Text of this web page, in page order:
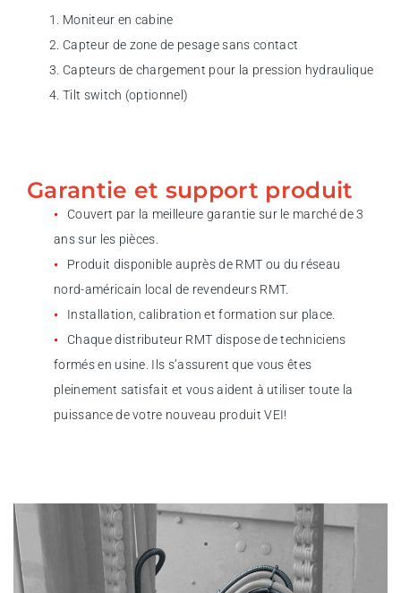
Moniteur en cabine
Capteur de zone de pesage sans contact
Capteurs de chargement pour la pression hydraulique
Tilt switch (optionnel)
Garantie et support produit
Couvert par la meilleure garantie sur le marché de 3
ans sur les pièces.
Produit disponible auprès de RMT ou du réseau
nord-américain local de revendeurs RMT.
Installation, calibration et formation sur place.
Chaque distributeur RMT dispose de techniciens
formés en usine. Ils s’assurent que vous êtes
pleinement satisfait et vous aident à utiliser toute la
puissance de votre nouveau produit VEI!